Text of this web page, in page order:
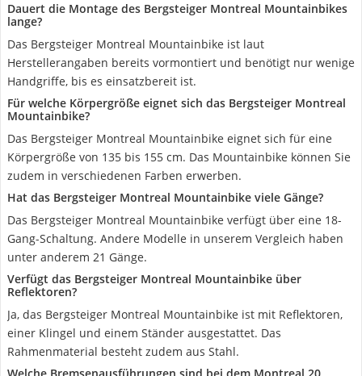
Dauert die Montage des Bergsteiger Montreal Mountainbikes
lange?
Das Bergsteiger Montreal Mountainbike ist laut
Herstellerangaben bereits vormontiert und benötigt nur wenige
Handgriffe, bis es einsatzbereit ist.
Für welche Körpergröße eignet sich das Bergsteiger Montreal
Mountainbike?
Das Bergsteiger Montreal Mountainbike eignet sich für eine
Körpergröße von 135 bis 155 cm. Das Mountainbike können Sie
zudem in verschiedenen Farben erwerben.
Hat das Bergsteiger Montreal Mountainbike viele Gänge?
Das Bergsteiger Montreal Mountainbike verfügt über eine 18-
Gang-Schaltung. Andere Modelle in unserem Vergleich haben
unter anderem 21 Gänge.
Verfügt das Bergsteiger Montreal Mountainbike über
Reflektoren?
Ja, das Bergsteiger Montreal Mountainbike ist mit Reflektoren,
einer Klingel und einem Ständer ausgestattet. Das
Rahmenmaterial besteht zudem aus Stahl.